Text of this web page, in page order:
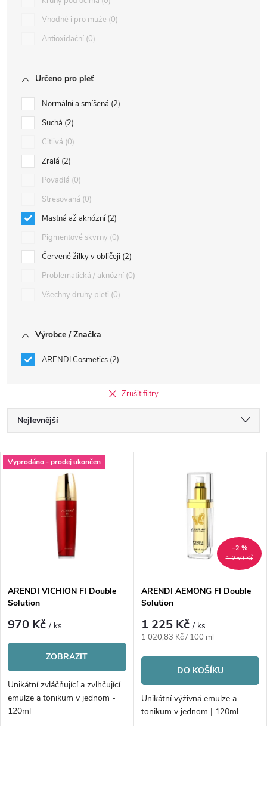
Vhodné i pro muže 0
Antioxidační 0
Určeno pro pleť
Normální a smíšená 2
Suchá 2
Citlivá 0
Zralá 2
Povadlá 0
Stresovaná 0
Mastná až aknózní 2
Pigmentové skvrny 0
Červené žilky v obličeji 2
Problematická / aknózní 0
Všechny druhy pleti 0
Výrobce / Značka
ARENDI Cosmetics 2
Zrušit filtry
Ř
a
p
r
o
d
u
Nejlevnější
Nejprodávanější
V
s
p
r
o
d
u
Vyprodáno - prodej ukončen
ARENDI VICHION FI Double
Solution
970 Kč/ ks
ZOBRAZIT
Unikátní zvláčňující a zvlhčující
emulze a tonikum v jednom -
120ml
1 250 Kč
–2 %
ARENDI AEMONG FI Double
Solution
1 225 Kč/ ks
Měrná
1 020,83 Kč / 100 ml
DO KOŠÍKU
Unikátní výživná emulze a
tonikum v jednom | 120ml